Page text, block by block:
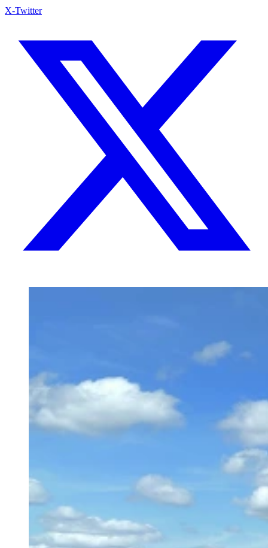
X-Twitter